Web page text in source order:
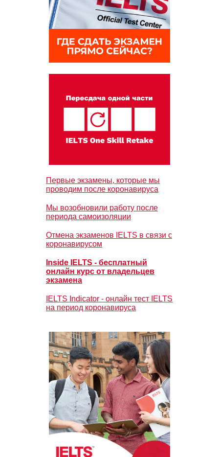
Первые экзамены, которые мы
проводим после коронавируса
Мы возобновили работу после
периода самоизоляции
Отмена экзаменов IELTS в связи с
коронавирусом
Inside IELTS - бесплатный
онлайн курс от владельцев
экзамена
IELTS Indicator - онлайн тест IELTS
на период коронавируса